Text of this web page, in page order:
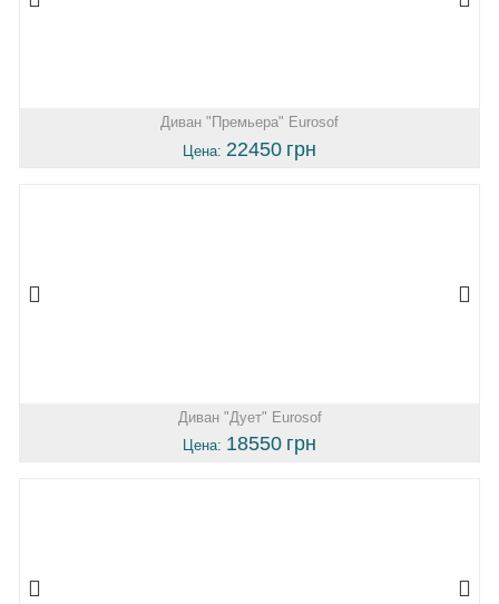
Диван "Премьера" Eurosof
Цена: 22450 грн
Диван "Дует" Eurosof
Цена: 18550 грн